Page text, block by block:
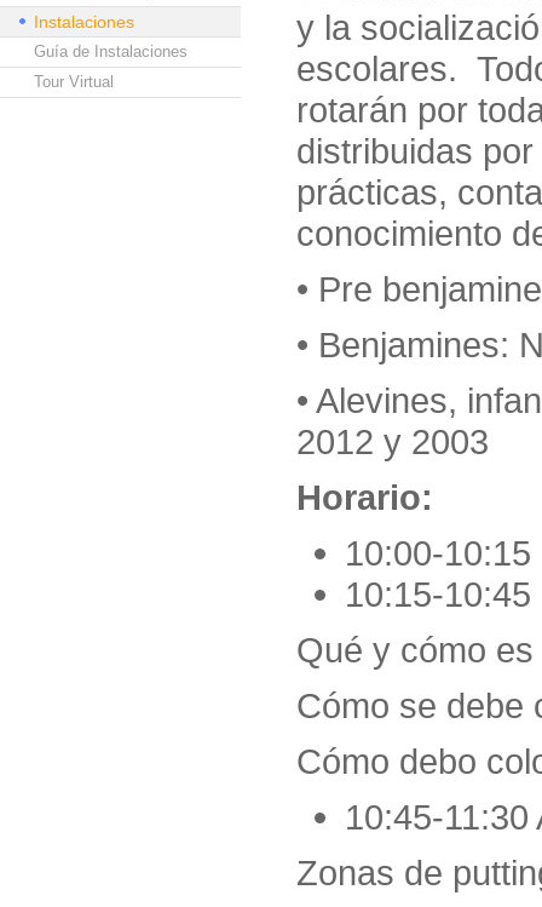
Instalaciones
Guía de Instalaciones
Tour Virtual
y la
escolares.
rotarán por
distribuidas
prácticas,
conocimiento
• Pre
• Benjamines:
• Alevines,
2012 y 2003
Horario:
10:00-
10:15-
Qué y cómo
Cómo se debe
Cómo debo
10:45-
Zonas de